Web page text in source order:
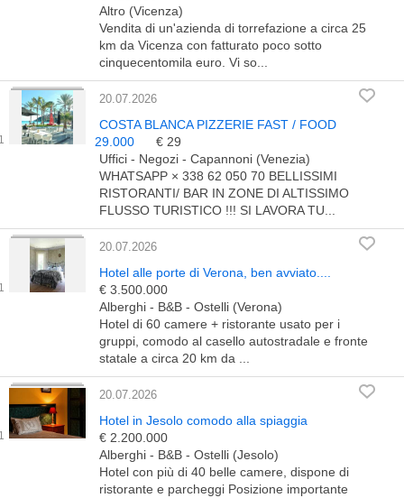
Altro (Vicenza)
Vendita di un'azienda di torrefazione a circa 25
km da Vicenza con fatturato poco sotto
cinquecentomila euro. Vi so...
20.07.2026
COSTA BLANCA PIZZERIE FAST / FOOD
29.000
€ 29
Uffici - Negozi - Capannoni (Venezia)
WHATSAPP × 338 62 050 70 BELLISSIMI
RISTORANTI/ BAR IN ZONE DI ALTISSIMO
FLUSSO TURISTICO !!! SI LAVORA TU...
20.07.2026
Hotel alle porte di Verona, ben avviato....
€ 3.500.000
Alberghi - B&B - Ostelli (Verona)
Hotel di 60 camere + ristorante usato per i
gruppi, comodo al casello autostradale e fronte
statale a circa 20 km da ...
20.07.2026
Hotel in Jesolo comodo alla spiaggia
€ 2.200.000
Alberghi - B&B - Ostelli (Jesolo)
Hotel con più di 40 belle camere, dispone di
ristorante e parcheggi Posizione importante